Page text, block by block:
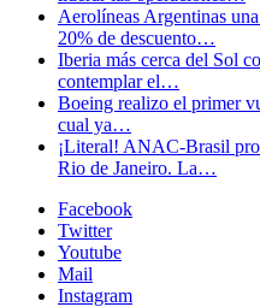
Aerolíneas Argentinas
20% de descuento…
Iberia más cerca del Sol
contemplar el…
Boeing realizo el primer
cual ya…
¡Literal! ANAC-Brasil
Rio de Janeiro. La…
Facebook
Twitter
Youtube
Mail
Instagram